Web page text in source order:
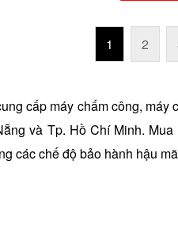
1 2
cấp máy chấm công,
và Tp. Hồ Chí Minh.
các chế độ bảo hành hậu